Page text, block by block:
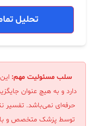
تحلیل
سلب مسئولیت مهم:
دارد و به هیچ عنوان
حرفه‌ای نمی‌باشد. تفسیر
توسط پزشک متخصص و با